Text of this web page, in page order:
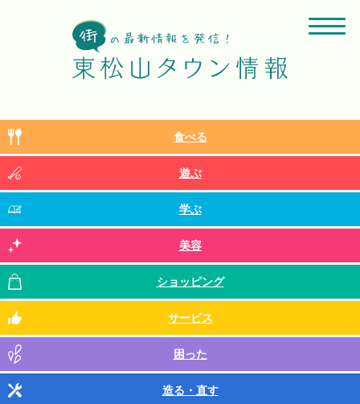
食べる
遊ぶ
学ぶ
美容
ショッピング
サービス
困った
造る・直す